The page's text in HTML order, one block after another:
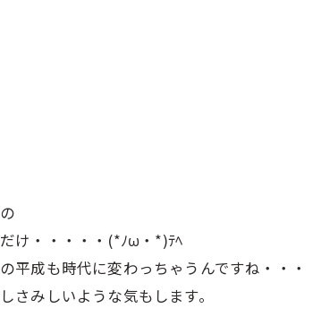
け・・・・・(*ﾉω・*)ﾃﾍ
平成も時代に変わっちゃうんですね・・・
さみしいような気もします。